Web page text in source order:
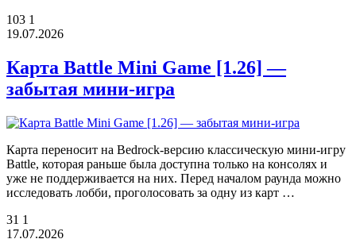
103 1
19.07.2026
Карта Battle Mini Game [1.26] —
забытая мини-игра
Карта переносит на Bedrock-версию классическую мини-игру
Battle, которая раньше была доступна только на консолях и
уже не поддерживается на них. Перед началом раунда можно
исследовать лобби, проголосовать за одну из карт …
31 1
17.07.2026